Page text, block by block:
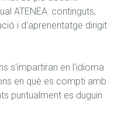
ATENEA: continguts,
i d'aprenentatge dirigit
s'impartiran en l'idioma
en què es compti amb
puntualment es duguin